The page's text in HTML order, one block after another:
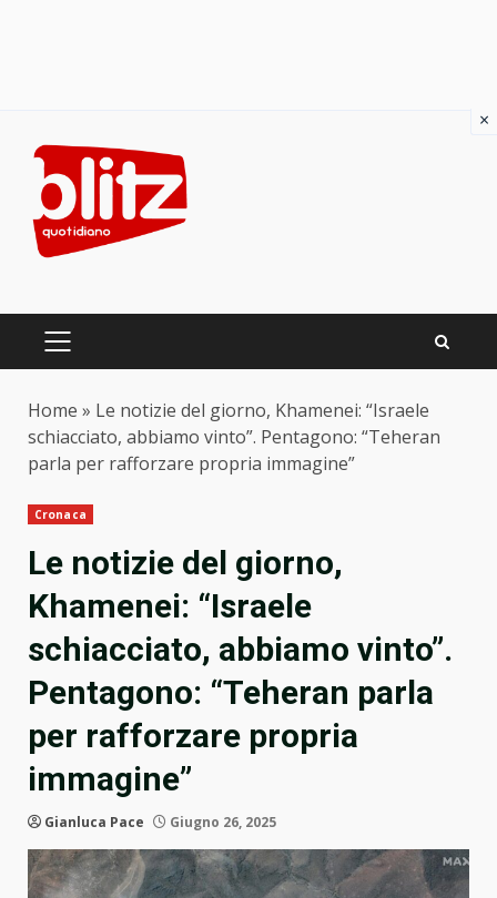
content
PRIMARY
Home » Le notizie del giorno, Khamenei: “Israele
schiacciato, abbiamo vinto”. Pentagono: “Teheran
parla per rafforzare propria immagine”
Cronaca
Le notizie del giorno,
Khamenei: “Israele
schiacciato, abbiamo vinto”.
Pentagono: “Teheran parla
per rafforzare propria
immagine”
Gianluca Pace Giugno 26, 2025
×